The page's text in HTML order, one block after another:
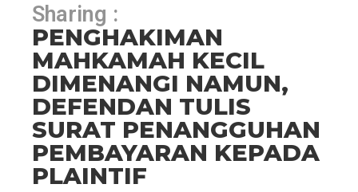
Sharing :
PENGHAKIMAN
MAHKAMAH KECIL
DIMENANGI NAMUN,
DEFENDAN TULIS
SURAT PENANGGUHAN
PEMBAYARAN KEPADA
PLAINTIF